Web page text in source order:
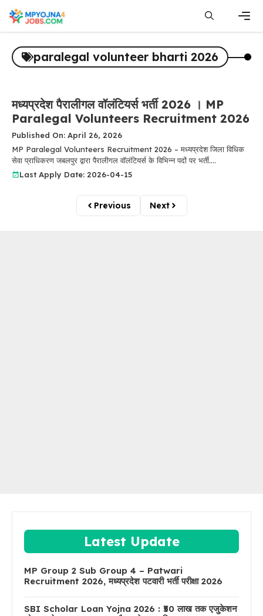
content
paralegal volunteer bharti 2026
मध्यप्रदेश पैरालीगल वॉलंटियर्स भर्ती 2026 । MP
Paralegal Volunteers Recruitment 2026
Published On: April 26, 2026
MP Paralegal Volunteers Recruitment 2026 – मध्यप्रदेश जिला विधिक
सेवा प्राधिकरण जबलपुर द्वारा पैरालीगल वॉलंटियर्स के विभिन्न पदों पर भर्ती....
Last Apply Date: 2026-04-15
Previous Next
Latest Update
MP Group 2 Sub Group 4 – Patwari
Recruitment 2026, मध्यप्रदेश पटवारी भर्ती परीक्षा 2026
SBI Scholar Loan Yojna 2026 : ₹50 लाख तक एजुकेशन